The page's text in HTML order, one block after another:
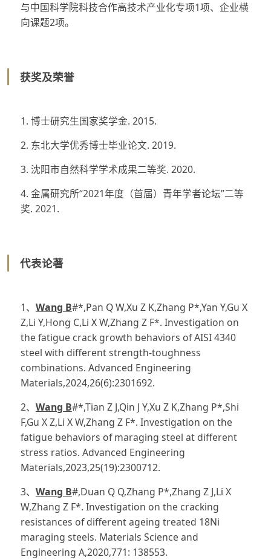
与中国科学院科技合作高技术产业化专项1项、企业横
向课题2项。
获奖及荣誉
1. 博士研究生国家奖学金. 2015.
2. 东北大学优秀博士毕业论文. 2019.
3. 沈阳市自然科学学术成果二等奖. 2020.
4. 金属研究所“2021年度（首届）青年学者论坛”二等
奖. 2021.
代表论著
1、 Wang B#*,Pan Q W,Xu Z K,Zhang P*,Yan Y,Gu X
Z,Li Y,Hong C,Li X W,Zhang Z F*. Investigation on
the fatigue crack growth behaviors of AISI 4340
steel with different strength-toughness
combinations. Advanced Engineering
Materials,2024,26(6):2301692.
2、 Wang B#*,Tian Z J,Qin J Y,Xu Z K,Zhang P*,Shi
F,Gu X Z,Li X W,Zhang Z F*. Investigation on the
fatigue behaviors of maraging steel at different
stress ratios. Advanced Engineering
Materials,2023,25(19):2300712.
3、 Wang B#,Duan Q Q,Zhang P*,Zhang Z J,Li X
W,Zhang Z F*. Investigation on the cracking
resistances of different ageing treated 18Ni
maraging steels. Materials Science and
Engineering A,2020,771: 138553.